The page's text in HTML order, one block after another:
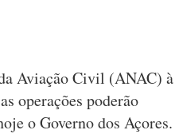
Aviação Civil (ANAC) à
operações poderão
o Governo dos Açores.